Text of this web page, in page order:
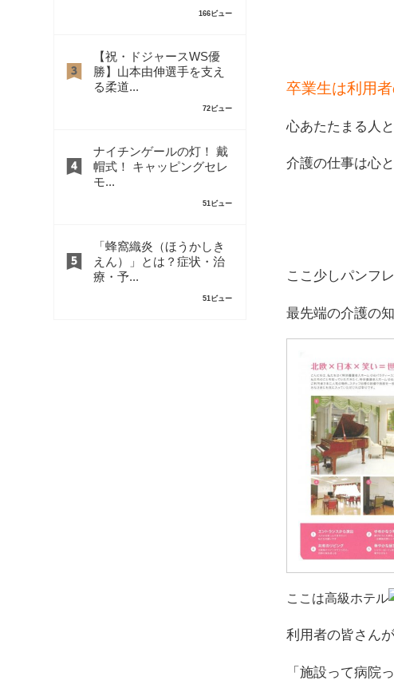
166ビュー
【祝・ドジャースWS優
勝】山本由伸選手を支え
る柔道...
72ビュー
ナイチンゲールの灯！ 戴
帽式！ キャッピングセレ
モ...
51ビュー
「蜂窩織炎（ほうかしき
えん）」とは？症状・治
療・予...
51ビュー
卒業生は利用
心あたたまる人
介護の仕事は心
ここ少しパンフ
最先端の介護の
ここは高級ホテル
利用者の皆さん
「施設って病院